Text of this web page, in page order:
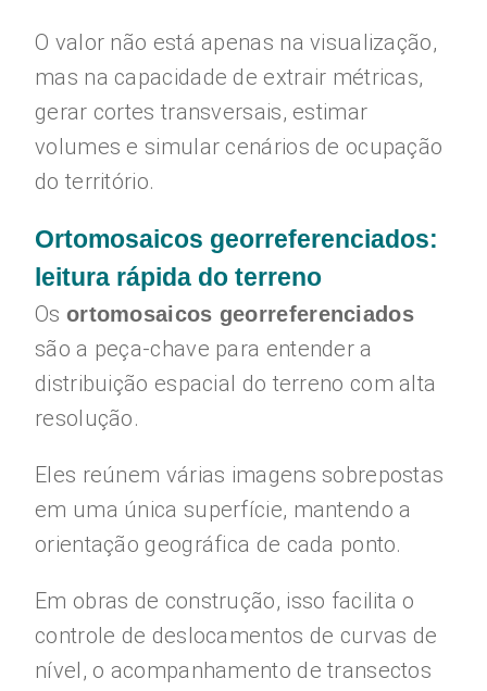
O valor não está apenas na visualização,
mas na capacidade de extrair métricas,
gerar cortes transversais, estimar
volumes e simular cenários de ocupação
do território.
Ortomosaicos georreferenciados:
leitura rápida do terreno
Os ortomosaicos georreferenciados
são a peça-chave para entender a
distribuição espacial do terreno com alta
resolução.
Eles reúnem várias imagens sobrepostas
em uma única superfície, mantendo a
orientação geográfica de cada ponto.
Em obras de construção, isso facilita o
controle de deslocamentos de curvas de
nível, o acompanhamento de transectos